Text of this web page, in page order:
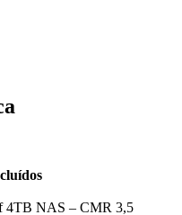
4TB NAS – CMR 3,5